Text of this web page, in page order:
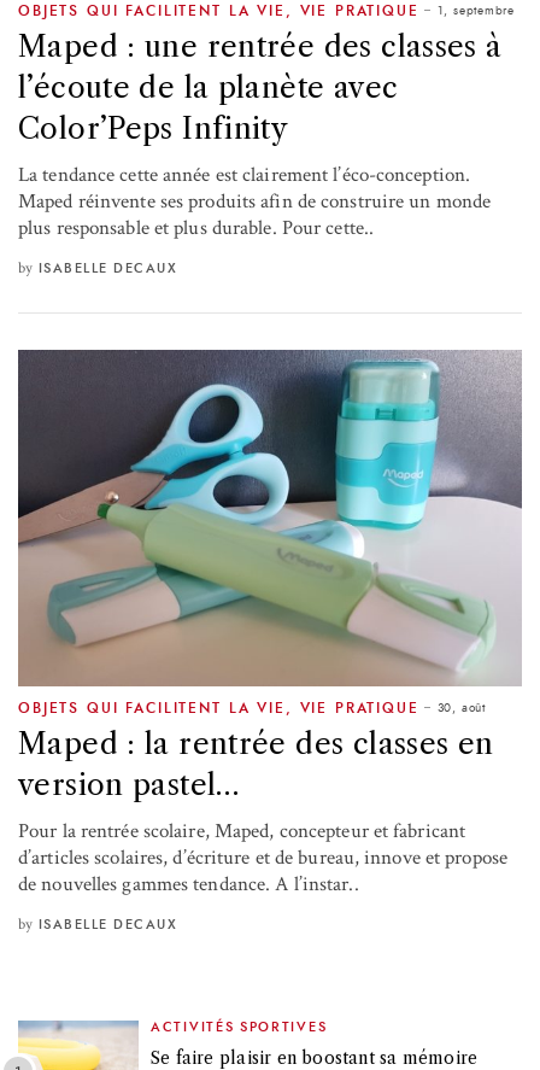
OBJETS QUI FACILITENT LA VIE VIE PRATIQUE 1, septembre
Maped : une rentrée des classes à
l’écoute de la planète avec
Color’Peps Infinity
La tendance cette année est clairement l’éco-conception.
Maped réinvente ses produits afin de construire un monde
plus responsable et plus durable. Pour cette..
by ISABELLE DECAUX
OBJETS QUI FACILITENT LA VIE VIE PRATIQUE 30, août
Maped : la rentrée des classes en
version pastel…
Pour la rentrée scolaire, Maped, concepteur et fabricant
d’articles scolaires, d’écriture et de bureau, innove et propose
de nouvelles gammes tendance. A l’instar..
by ISABELLE DECAUX
ACTIVITÉS SPORTIVES
Se faire plaisir en boostant sa mémoire